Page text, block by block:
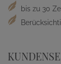
bis zu 30